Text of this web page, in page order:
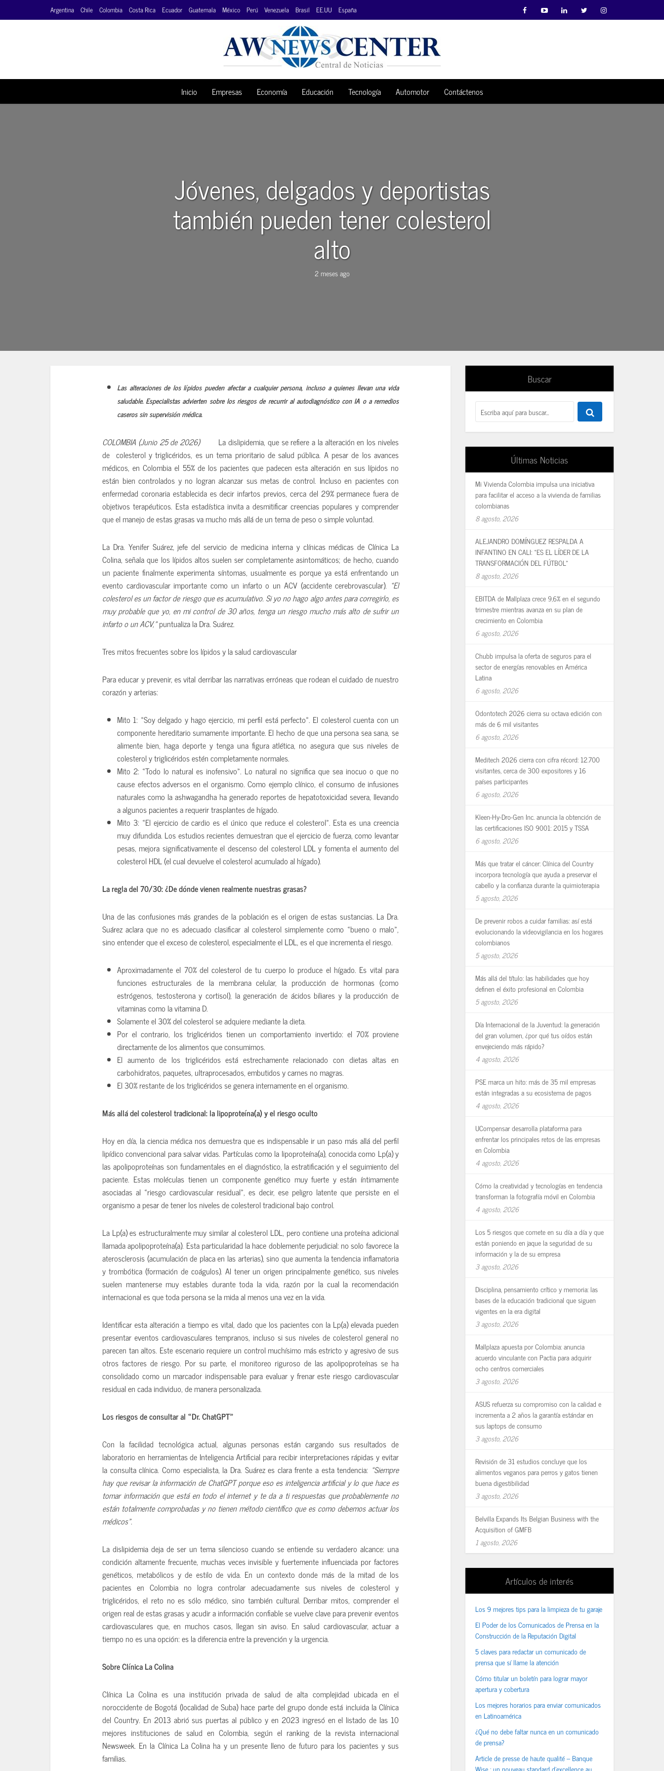
Argentina Chile Colombia Costa Rica Ecuador Guatemala México Perú Venezuela Brasil EE.UU España
Inicio Empresas Economía Educación Tecnología Automotor Contáctenos
Jóvenes, delgados y deportistas
también pueden tener colesterol
alto
2 meses ago
Las alteraciones de los lípidos pueden afectar a cualquier persona, incluso a quienes llevan una vida
saludable. Especialistas advierten sobre los riesgos de recurrir al autodiagnóstico con IA o a remedios
caseros sin supervisión médica.
COLOMBIA (Junio 25 de 2026) La dislipidemia, que se refiere a la alteración en los niveles
de colesterol y triglicéridos, es un tema prioritario de salud pública. A pesar de los avances
médicos, en Colombia el 55% de los pacientes que padecen esta alteración en sus lípidos no
están bien controlados y no logran alcanzar sus metas de control. Incluso en pacientes con
enfermedad coronaria establecida es decir infartos previos, cerca del 29% permanece fuera de
objetivos terapéuticos. Esta estadística invita a desmitificar creencias populares y comprender
que el manejo de estas grasas va mucho más allá de un tema de peso o simple voluntad.
La Dra. Yenifer Suárez, jefe del servicio de medicina interna y clínicas médicas de Clínica La
Colina, señala que los lípidos altos suelen ser completamente asintomáticos; de hecho, cuando
un paciente finalmente experimenta síntomas, usualmente es porque ya está enfrentando un
evento cardiovascular importante como un infarto o un ACV (accidente cerebrovascular). «El
colesterol es un factor de riesgo que es acumulativo. Si yo no hago algo antes para corregirlo, es
muy probable que yo, en mi control de 30 años, tenga un riesgo mucho más alto de sufrir un
infarto o un ACV,»puntualiza la Dra. Suárez.
Tres mitos frecuentes sobre los lípidos y la salud cardiovascular
Para educar y prevenir, es vital derribar las narrativas erróneas que rodean el cuidado de nuestro
corazón y arterias:
Mito 1: «Soy delgado y hago ejercicio, mi perfil está perfecto». El colesterol cuenta con un
componente hereditario sumamente importante. El hecho de que una persona sea sana, se
alimente bien, haga deporte y tenga una figura atlética, no asegura que sus niveles de
colesterol y triglicéridos estén completamente normales.
Mito 2: «Todo lo natural es inofensivo». Lo natural no significa que sea inocuo o que no
cause efectos adversos en el organismo. Como ejemplo clínico, el consumo de infusiones
naturales como la ashwagandha ha generado reportes de hepatotoxicidad severa, llevando
a algunos pacientes a requerir trasplantes de hígado.
Mito 3: «El ejercicio de cardio es el único que reduce el colesterol». Esta es una creencia
muy difundida. Los estudios recientes demuestran que el ejercicio de fuerza, como levantar
pesas, mejora significativamente el descenso del colesterol LDL y fomenta el aumento del
colesterol HDL (el cual devuelve el colesterol acumulado al hígado).
La regla del 70/30: ¿De dónde vienen realmente nuestras grasas?
Una de las confusiones más grandes de la población es el origen de estas sustancias. La Dra.
Suárez aclara que no es adecuado clasificar al colesterol simplemente como «bueno o malo»,
sino entender que el exceso de colesterol, especialmente el LDL, es el que incrementa el riesgo.
Aproximadamente el 70% del colesterol de tu cuerpo lo produce el hígado. Es vital para
funciones estructurales de la membrana celular, la producción de hormonas (como
estrógenos, testosterona y cortisol), la generación de ácidos biliares y la producción de
vitaminas como la vitamina D.
Solamente el 30% del colesterol se adquiere mediante la dieta.
Por el contrario, los triglicéridos tienen un comportamiento invertido: el 70% proviene
directamente de los alimentos que consumimos.
El aumento de los triglicéridos está estrechamente relacionado con dietas altas en
carbohidratos, paquetes, ultraprocesados, embutidos y carnes no magras.
El 30% restante de los triglicéridos se genera internamente en el organismo.
Más allá del colesterol tradicional: la lipoproteína(a) y el riesgo oculto
Hoy en día, la ciencia médica nos demuestra que es indispensable ir un paso más allá del perfil
lipídico convencional para salvar vidas. Partículas como la lipoproteína(a), conocida como Lp(a) y
las apolipoproteínas son fundamentales en el diagnóstico, la estratificación y el seguimiento del
paciente. Estas moléculas tienen un componente genético muy fuerte y están íntimamente
asociadas al «riesgo cardiovascular residual», es decir, ese peligro latente que persiste en el
organismo a pesar de tener los niveles de colesterol tradicional bajo control.
La Lp(a) es estructuralmente muy similar al colesterol LDL, pero contiene una proteína adicional
llamada apolipoproteína(a). Esta particularidad la hace doblemente perjudicial: no solo favorece la
aterosclerosis (acumulación de placa en las arterias), sino que aumenta la tendencia inflamatoria
y trombótica (formación de coágulos). Al tener un origen principalmente genético, sus niveles
suelen mantenerse muy estables durante toda la vida, razón por la cual la recomendación
internacional es que toda persona se la mida al menos una vez en la vida.
Identificar esta alteración a tiempo es vital, dado que los pacientes con la Lp(a) elevada pueden
presentar eventos cardiovasculares tempranos, incluso si sus niveles de colesterol general no
parecen tan altos. Este escenario requiere un control muchísimo más estricto y agresivo de sus
otros factores de riesgo. Por su parte, el monitoreo riguroso de las apolipoproteínas se ha
consolidado como un marcador indispensable para evaluar y frenar este riesgo cardiovascular
residual en cada individuo, de manera personalizada.
Los riesgos de consultar al «Dr. ChatGPT»
Con la facilidad tecnológica actual, algunas personas están cargando sus resultados de
laboratorio en herramientas de Inteligencia Artificial para recibir interpretaciones rápidas y evitar
la consulta clínica. Como especialista, la Dra. Suárez es clara frente a esta tendencia: «Siempre
hay que revisar la información de ChatGPT porque eso es inteligencia artificial y lo que hace es
tomar información que está en todo el internet y te da a ti respuestas que probablemente no
están totalmente comprobadas y no tienen método científico que es como debemos actuar los
médicos».
La dislipidemia deja de ser un tema silencioso cuando se entiende su verdadero alcance: una
condición altamente frecuente, muchas veces invisible y fuertemente influenciada por factores
genéticos, metabólicos y de estilo de vida. En un contexto donde más de la mitad de los
pacientes en Colombia no logra controlar adecuadamente sus niveles de colesterol y
triglicéridos, el reto no es sólo médico, sino también cultural. Derribar mitos, comprender el
origen real de estas grasas y acudir a información confiable se vuelve clave para prevenir eventos
cardiovasculares que, en muchos casos, llegan sin aviso. En salud cardiovascular, actuar a
tiempo no es una opción: es la diferencia entre la prevención y la urgencia.
Sobre Clínica La Colina
Clínica La Colina es una institución privada de salud de alta complejidad ubicada en el
noroccidente de Bogotá (localidad de Suba) hace parte del grupo donde está incluida la Clínica
del Country. En 2013 abrió sus puertas al público y en 2023 ingresó en el listado de las 10
mejores instituciones de salud en Colombia, según el ranking de la revista internacional
Newsweek. En la Clínica La Colina ha y un presente lleno de futuro para los pacientes y sus
familias.
Buscar
Últimas Noticias
Mi Vivienda Colombia impulsa una iniciativa
para facilitar el acceso a la vivienda de familias
colombianas
8 agosto, 2026
ALEJANDRO DOMÍNGUEZ RESPALDA A
INFANTINO EN CALI: «ES EL LÍDER DE LA
TRANSFORMACIÓN DEL FÚTBOL»
8 agosto, 2026
EBITDA de Mallplaza crece 9,6% en el segundo
trimestre mientras avanza en su plan de
crecimiento en Colombia
6 agosto, 2026
Chubb impulsa la oferta de seguros para el
sector de energías renovables en América
Latina
6 agosto, 2026
Odontotech 2026 cierra su octava edición con
más de 6 mil visitantes
6 agosto, 2026
Meditech 2026 cierra con cifra récord: 12.700
visitantes, cerca de 300 expositores y 16
países participantes
6 agosto, 2026
Kleen-Hy-Dro-Gen Inc. anuncia la obtención de
las certificaciones ISO 9001: 2015 y TSSA
6 agosto, 2026
Más que tratar el cáncer: Clínica del Country
incorpora tecnología que ayuda a preservar el
cabello y la confianza durante la quimioterapia
5 agosto, 2026
De prevenir robos a cuidar familias: así está
evolucionando la videovigilancia en los hogares
colombianos
5 agosto, 2026
Más allá del título: las habilidades que hoy
definen el éxito profesional en Colombia
5 agosto, 2026
Día Internacional de la Juventud: la generación
del gran volumen, ¿por qué tus oídos están
envejeciendo más rápido?
4 agosto, 2026
PSE marca un hito: más de 35 mil empresas
están integradas a su ecosistema de pagos
4 agosto, 2026
UCompensar desarrolla plataforma para
enfrentar los principales retos de las empresas
en Colombia
4 agosto, 2026
Cómo la creatividad y tecnologías en tendencia
transforman la fotografía móvil en Colombia
4 agosto, 2026
Los 5 riesgos que comete en su día a día y que
están poniendo en jaque la seguridad de su
información y la de su empresa
3 agosto, 2026
Disciplina, pensamiento crítico y memoria: las
bases de la educación tradicional que siguen
vigentes en la era digital
3 agosto, 2026
Mallplaza apuesta por Colombia: anuncia
acuerdo vinculante con Pactia para adquirir
ocho centros comerciales
3 agosto, 2026
ASUS refuerza su compromiso con la calidad e
incrementa a 2 años la garantía estándar en
sus laptops de consumo
3 agosto, 2026
Revisión de 31 estudios concluye que los
alimentos veganos para perros y gatos tienen
buena digestibilidad
3 agosto, 2026
Belvilla Expands Its Belgian Business with the
Acquisition of GMFB
1 agosto, 2026
Artículos de interés
Los 9 mejores tips para la limpieza de tu garaje
El Poder de los Comunicados de Prensa en la
Construcción de la Reputación Digital
5 claves para redactar un comunicado de
prensa que sí llame la atención
Cómo titular un boletín para lograr mayor
apertura y cobertura
Los mejores horarios para enviar comunicados
en Latinoamérica
¿Qué no debe faltar nunca en un comunicado
de prensa?
Article de presse de haute qualité – Banque